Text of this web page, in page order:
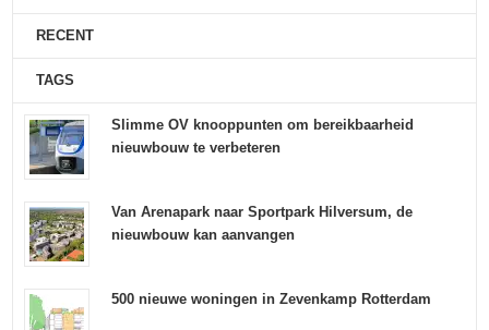
RECENT
TAGS
Slimme OV knooppunten om bereikbaarheid
nieuwbouw te verbeteren
Van Arenapark naar Sportpark Hilversum, de
nieuwbouw kan aanvangen
500 nieuwe woningen in Zevenkamp Rotterdam